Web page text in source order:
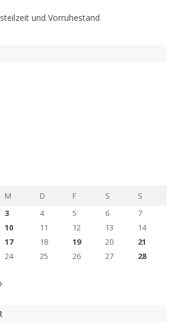
und Vorruhestand
M D F S
S
3 4 5 6
7
10 11 12 13
14
17 18 19 20
21
24 25 26 27
28